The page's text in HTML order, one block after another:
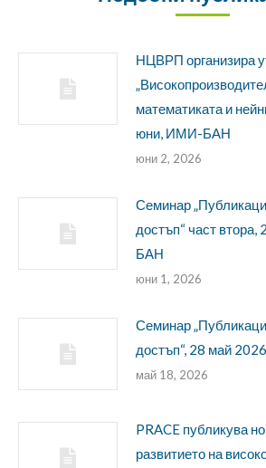
НЦВРП организира
математиката и
юни, ИМИ-БАН
юни 2, 2026
Семинар
достъп“ част
БАН
юни 1, 2026
Семинар
достъп“, 28 май
май 18, 2026
PRACE публикува
развитието на